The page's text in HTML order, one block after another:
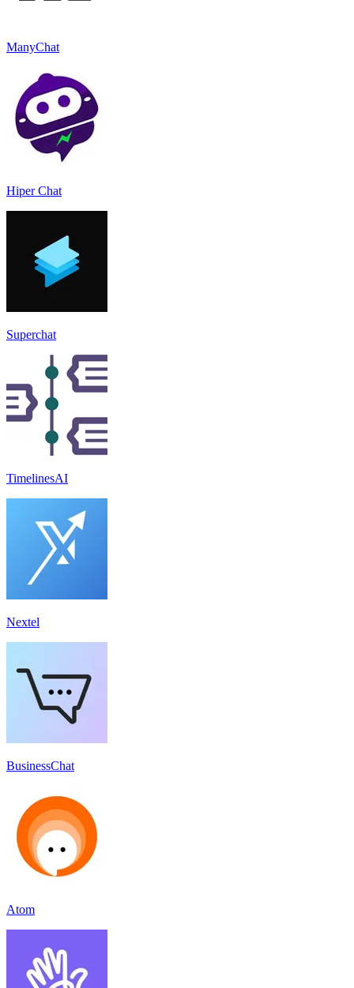
ManyChat
Hiper Chat
Superchat
TimelinesAI
Nextel
BusinessChat
Atom